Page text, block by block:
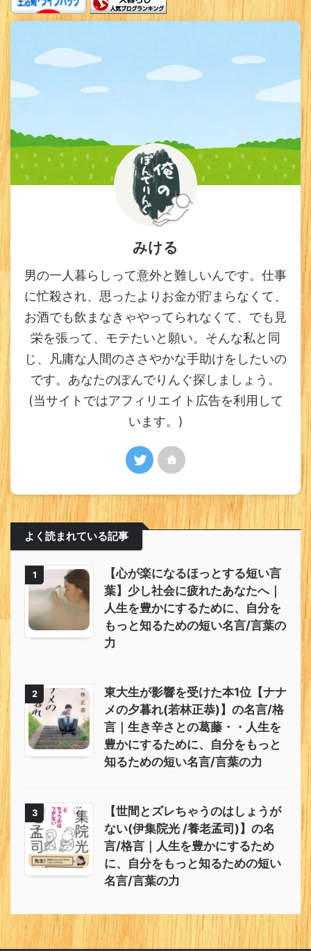
みける
男の一人暮らしって意外と難しいんです。仕事
に忙殺され、思ったよりお金が貯まらなくて、
お酒でも飲まなきゃやってられなくて、でも見
栄を張って、モテたいと願い。そんな私と同
じ、凡庸な人間のささやかな手助けをしたいの
です。あなたのぽんでりんぐ探しましょう。
(当サイトではアフィリエイト広告を利用して
います。)
よく読まれている記事
1
【心が楽になるほっとする短い言
葉】少し社会に疲れたあなたへ｜
人生を豊かにするために、自分を
もっと知るための短い名言/言葉の
力
2
東大生が影響を受けた本1位【ナナ
メの夕暮れ(若林正恭)】の名言/格
言｜生き辛さとの葛藤・・人生を
豊かにするために、自分をもっと
知るための短い名言/言葉の力
3
【世間とズレちゃうのはしょうが
ない(伊集院光 /養老孟司)】の名
言/格言｜人生を豊かにするため
に、自分をもっと知るための短い
名言/言葉の力